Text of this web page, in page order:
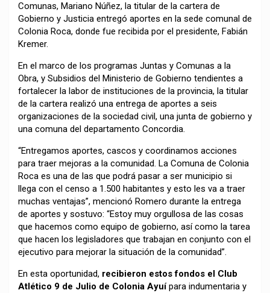
Comunas, Mariano Núñez, la titular de la cartera de
Gobierno y Justicia entregó aportes en la sede comunal de
Colonia Roca, donde fue recibida por el presidente, Fabián
Kremer.
En el marco de los programas Juntas y Comunas a la
Obra, y Subsidios del Ministerio de Gobierno tendientes a
fortalecer la labor de instituciones de la provincia, la titular
de la cartera realizó una entrega de aportes a seis
organizaciones de la sociedad civil, una junta de gobierno y
una comuna del departamento Concordia.
“Entregamos aportes, cascos y coordinamos acciones
para traer mejoras a la comunidad. La Comuna de Colonia
Roca es una de las que podrá pasar a ser municipio si
llega con el censo a 1.500 habitantes y esto les va a traer
muchas ventajas”, mencionó Romero durante la entrega
de aportes y sostuvo: “Estoy muy orgullosa de las cosas
que hacemos como equipo de gobierno, así como la tarea
que hacen los legisladores que trabajan en conjunto con el
ejecutivo para mejorar la situación de la comunidad”.
En esta oportunidad, recibieron estos fondos el Club
Atlético 9 de Julio de Colonia Ayuípara indumentaria y